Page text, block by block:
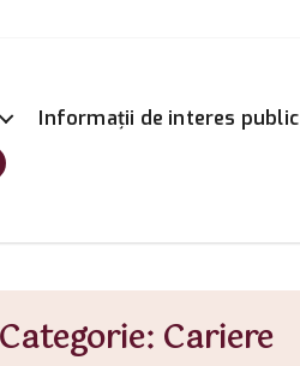
Informații de interes public
Categorie: Cariere